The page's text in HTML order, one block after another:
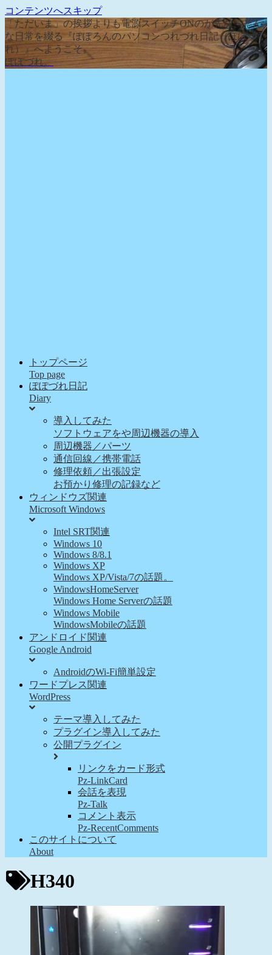
コンテンツへスキップ
「ただいま」の挨拶よりも電源スイッチONのが先な、そん
な日常を綴る『ぽぽろんのパソコンつれづれ日記（ぽぽづ
れ）』へようこそ。
ぽぽづれ。
トップページ
Top page
ぽぽづれ日記
Diary
導入してみた
ソフトウェアをや周辺機器の導入
周辺機器／パーツ
通信回線／携帯電話
修理依頼／出張設定
お預かり修理の記録など
ウィンドウズ関連
Microsoft Windows
Intel SRT関連
Windows 10
Windows 8/8.1
Windows XP
Windows XP/Vista/7の話題。
WindowsHomeServer
Windows Home Serverの話題
Windows Mobile
WindowsMobileの話題
アンドロイド関連
Google Android
AndroidのWi-Fi簡単設定
ワードプレス関連
WordPress
テーマ導入してみた
プラグイン導入してみた
公開プラグイン
リンクをカード形式
Pz-LinkCard
会話を表現
Pz-Talk
コメント表示
Pz-RecentComments
このサイトについて
About
H340